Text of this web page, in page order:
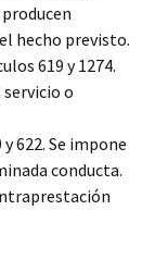
hecho previsto.
619 y 1274.
o
622. Se impone
conducta.